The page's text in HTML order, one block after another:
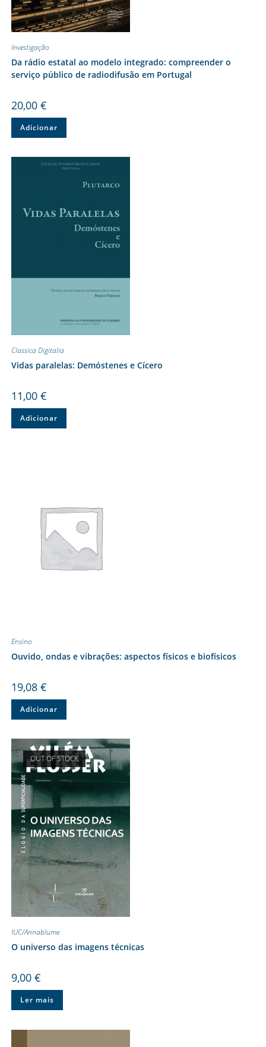
Investigação
Da rádio estatal ao modelo integrado: compreender o
serviço público de radiodifusão em Portugal
20,00 €
Adicionar
Classica Digitalia
Vidas paralelas: Demóstenes e Cícero
11,00 €
Adicionar
Ensino
Ouvido, ondas e vibrações: aspectos físicos e biofísicos
19,08 €
Adicionar
OUT OF STOCK
IUC/Annablume
O universo das imagens técnicas
9,00 €
Ler mais